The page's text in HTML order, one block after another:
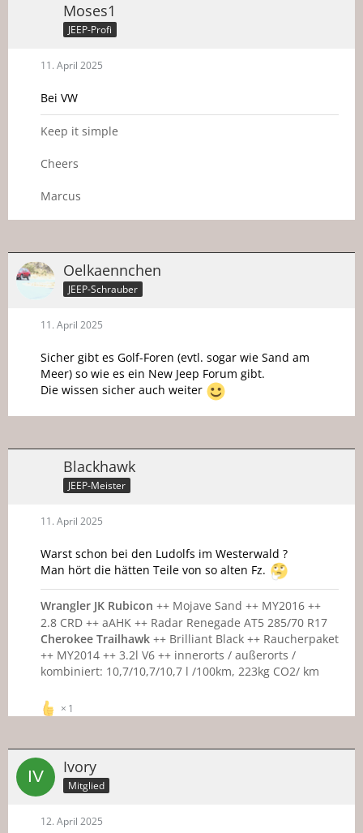
Moses1
JEEP-Profi
11. April 2025
Bei VW
Keep it simple
Cheers
Marcus
Oelkaennchen
JEEP-Schrauber
11. April 2025
Sicher gibt es Golf-Foren (evtl. sogar wie Sand am
Meer) so wie es ein New Jeep Forum gibt.
Die wissen sicher auch weiter
Blackhawk
JEEP-Meister
11. April 2025
Warst schon bei den Ludolfs im Westerwald ?
Man hört die hätten Teile von so alten Fz.
Wrangler JK Rubicon ++ Mojave Sand ++ MY2016 ++
2.8 CRD ++ aAHK ++ Radar Renegade AT5 285/70 R17
Cherokee Trailhawk ++ Brilliant Black ++ Raucherpaket
++ MY2014 ++ 3.2l V6 ++ innerorts / außerorts /
kombiniert: 10,7/10,7/10,7 l /100km, 223kg CO2/ km
1
Ivory
Mitglied
12. April 2025